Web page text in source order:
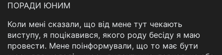
ПОРАДИ ЮНИМ
Коли мені сказали, що від мене тут чекають
виступу, я поцікавився, якого роду бесіду я маю
провести. Мене поінформували, що то має бути